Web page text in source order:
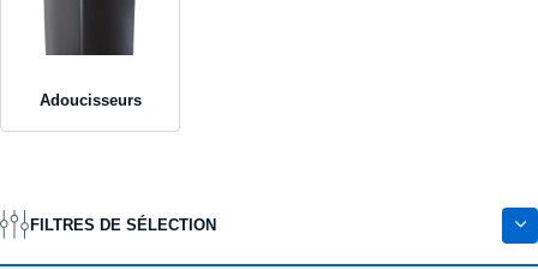
Adoucisseurs
FILTRES DE SÉLECTION